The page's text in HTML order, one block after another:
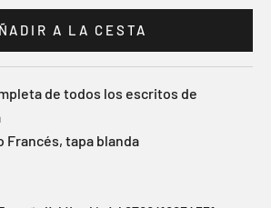
A LA CESTA
de todos los escritos de
Francés, tapa blanda